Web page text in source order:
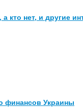
кто нет, и другие
финансов Украины